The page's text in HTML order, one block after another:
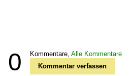
0 Kommentare, Alle Kommentare
Kommentar verfassen